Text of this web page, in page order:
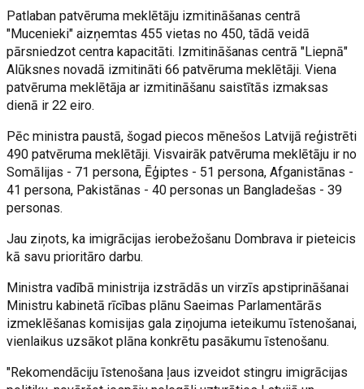
Patlaban patvēruma meklētāju izmitināšanas centrā
"Mucenieki" aizņemtas 455 vietas no 450, tādā veidā
pārsniedzot centra kapacitāti. Izmitināšanas centrā "Liepnā"
Alūksnes novadā izmitināti 66 patvēruma meklētāji. Viena
patvēruma meklētāja ar izmitināšanu saistītās izmaksas
dienā ir 22 eiro.
Pēc ministra paustā, šogad piecos mēnešos Latvijā reģistrēti
490 patvēruma meklētāji. Visvairāk patvēruma meklētāju ir no
Somālijas - 71 persona, Ēģiptes - 51 persona, Afganistānas -
41 persona, Pakistānas - 40 personas un Bangladešas - 39
personas.
Jau ziņots, ka imigrācijas ierobežošanu Dombrava ir pieteicis
kā savu prioritāro darbu.
Ministra vadībā ministrija izstrādās un virzīs apstiprināšanai
Ministru kabinetā rīcības plānu Saeimas Parlamentārās
izmeklēšanas komisijas gala ziņojuma ieteikumu īstenošanai,
vienlaikus uzsākot plāna konkrētu pasākumu īstenošanu.
"Rekomendāciju īstenošana ļaus izveidot stingru imigrācijas